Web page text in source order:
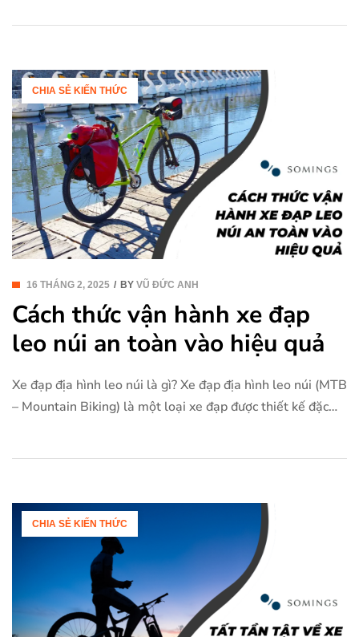
CHIA SẺ KIẾN THỨC
16 THÁNG 2, 2025 BY VŨ ĐỨC ANH
Cách thức vận hành xe đạp
leo núi an toàn vào hiệu quả
Xe đạp địa hình leo núi là gì? Xe đạp địa hình leo núi (MTB
– Mountain Biking) là một loại xe đạp được thiết kế đặc
CHIA SẺ KIẾN THỨC